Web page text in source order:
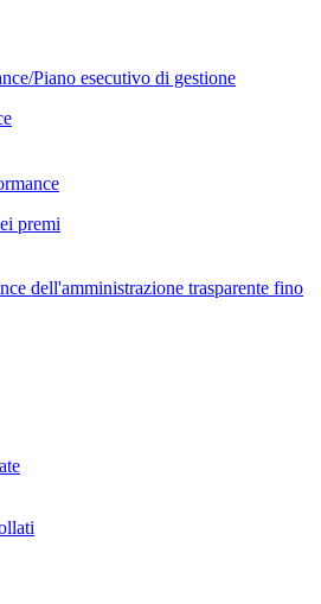
Piano esecutivo di gestione
premi
dell'amministrazione trasparente fino